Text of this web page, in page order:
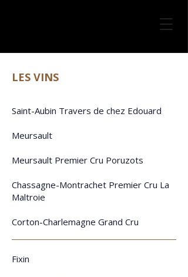
LES VINS
Saint-Aubin Travers de chez Edouard
Meursault
Meursault Premier Cru Poruzots
Chassagne-Montrachet Premier Cru La
Maltroie
Corton-Charlemagne Grand Cru
Fixin